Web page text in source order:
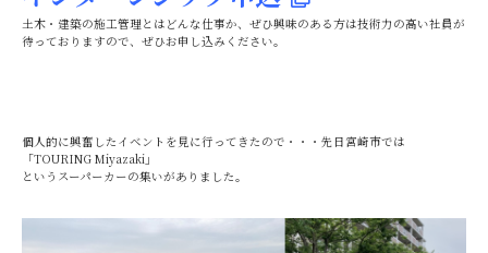
土木・建築の施工管理とはどんな仕事か、ぜひ興味のある方は技術力の高い社員が
待っておりますので、ぜひお申し込みください。
個人的に興奮したイベントを見に行ってきたので・・・先日宮崎市では
「TOURING Miyazaki」
というスーパーカーの集いがありました。